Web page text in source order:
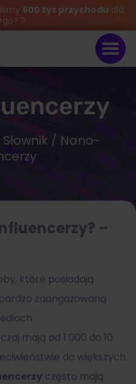
600 tys przychodu dla
?
Słownik / Nano-
–
które posiadają
zaangażowaną
mają od 1 000 do 10
do większych
często mają